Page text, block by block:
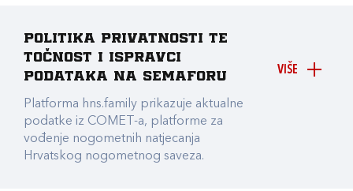
VIŠE
Politika privatnosti te
točnost i ispravci
podataka na Semaforu
Platforma hns.family prikazuje aktualne
podatke iz COMET-a, platforme za
vođenje nogometnih natjecanja
Hrvatskog nogometnog saveza.